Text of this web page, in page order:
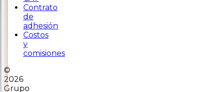
Contrato
de
adhesión
Costos
y
comisiones
©
2026
Grupo